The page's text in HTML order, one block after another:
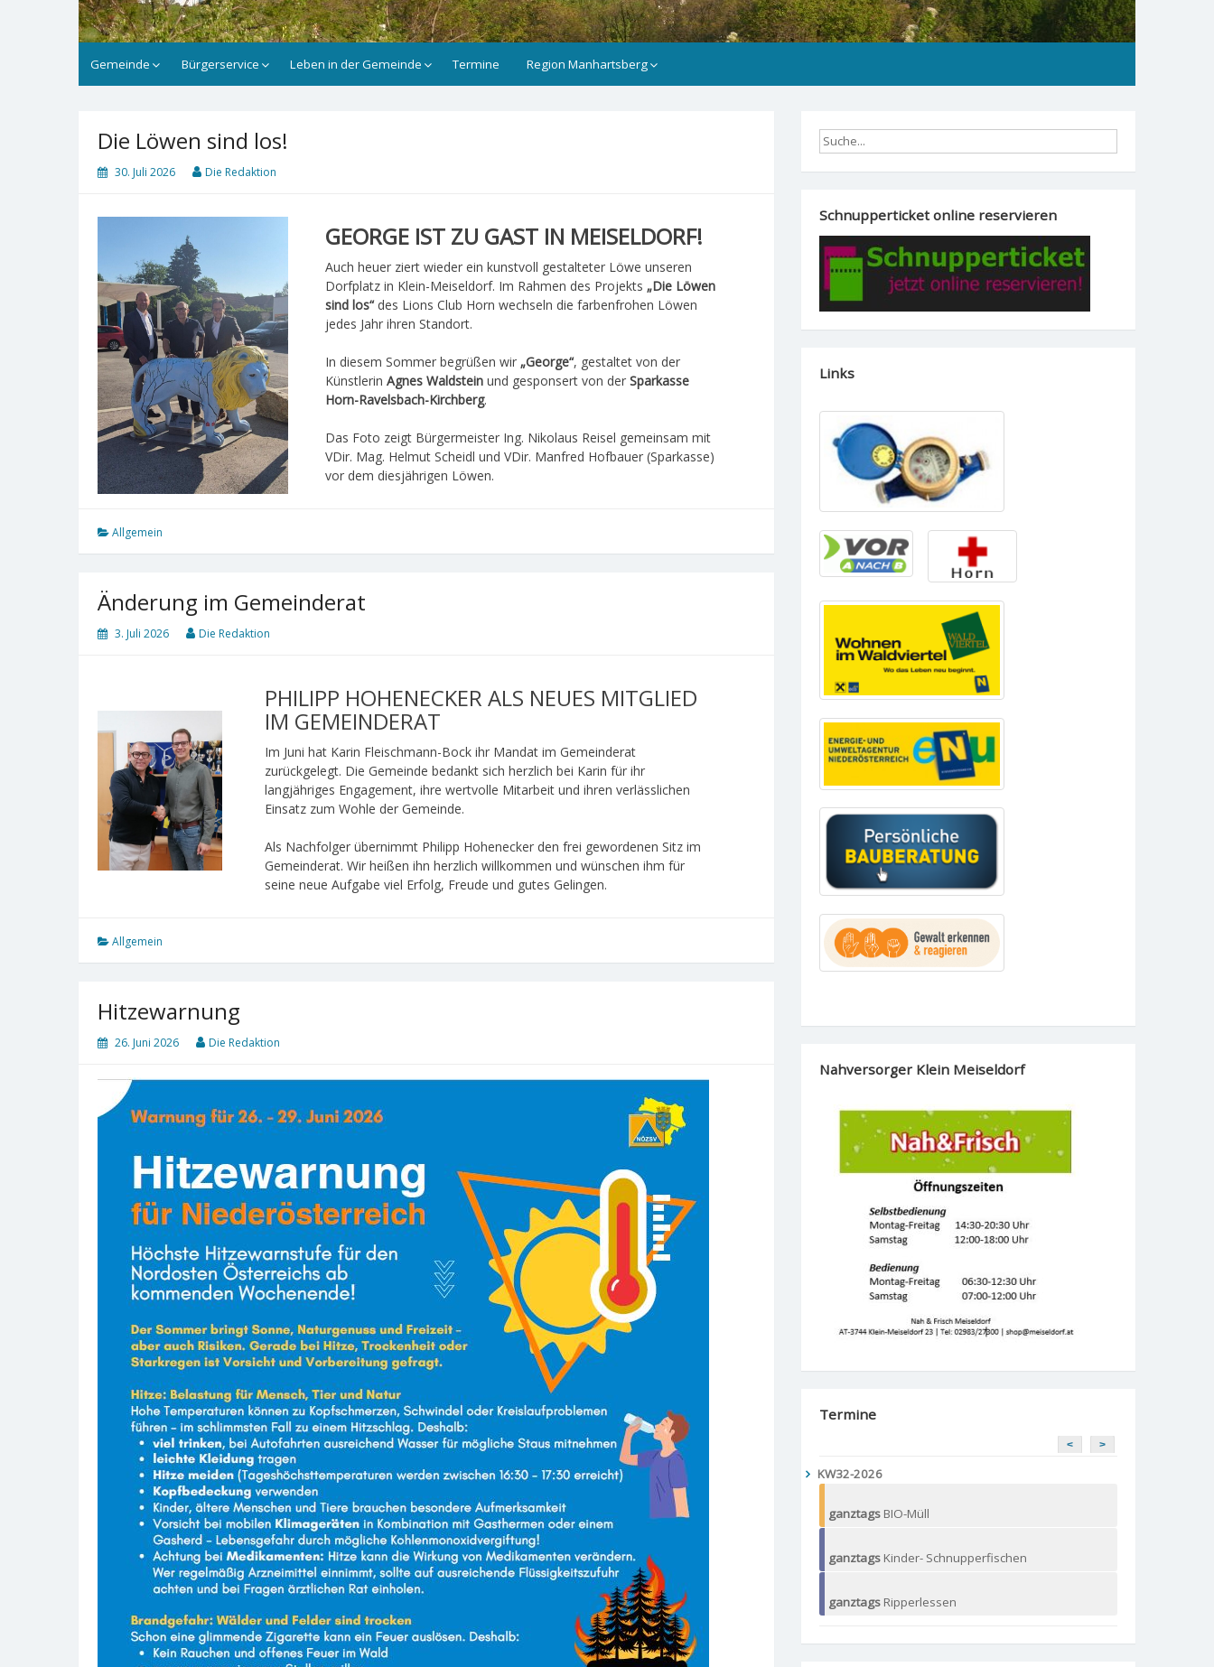
Gemeinde Bürgerservice Leben in der Gemeinde Termine Region Manhartsberg
Die Löwen sind los!
30. Juli 2026 Die Redaktion
GEORGE IST ZU GAST IN MEISELDORF!
Auch heuer ziert wieder ein kunstvoll gestalteter Löwe unseren
Dorfplatz in Klein-Meiseldorf. Im Rahmen des Projekts„Die Löwen
sind los“des Lions Club Horn wechseln die farbenfrohen Löwen
jedes Jahr ihren Standort.
In diesem Sommer begrüßen wir„George“, gestaltet von der
KünstlerinAgnes Waldstein und gesponsert von derSparkasse
Horn-Ravelsbach-Kirchberg.
Das Foto zeigt Bürgermeister Ing. Nikolaus Reisel gemeinsam mit
VDir. Mag. Helmut Scheidl und VDir. Manfred Hofbauer (Sparkasse)
vor dem diesjährigen Löwen.
Allgemein
Änderung im Gemeinderat
3. Juli 2026 Die Redaktion
PHILIPP HOHENECKER ALS NEUES MITGLIED
IM GEMEINDERAT
Im Juni hat Karin Fleischmann-Bock ihr Mandat im Gemeinderat
zurückgelegt. Die Gemeinde bedankt sich herzlich bei Karin für ihr
langjähriges Engagement, ihre wertvolle Mitarbeit und ihren verlässlichen
Einsatz zum Wohle der Gemeinde.
Als Nachfolger übernimmt Philipp Hohenecker den frei gewordenen Sitz im
Gemeinderat. Wir heißen ihn herzlich willkommen und wünschen ihm für
seine neue Aufgabe viel Erfolg, Freude und gutes Gelingen.
Allgemein
Hitzewarnung
26. Juni 2026 Die Redaktion
Schnupperticket online reservieren
Links
Nahversorger Klein Meiseldorf
Termine
< >
KW32-2026
ganztags BIO-Müll
ganztags Kinder- Schnupperfischen
ganztags Ripperlessen